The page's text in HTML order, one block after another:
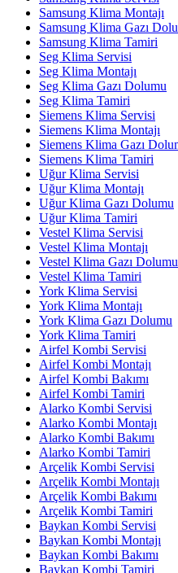
Samsung Klima Montajı
Samsung Klima Gazı
Samsung Klima Tamiri
Seg Klima Servisi
Seg Klima Montajı
Seg Klima Gazı Dolumu
Seg Klima Tamiri
Siemens Klima Servisi
Siemens Klima Montajı
Siemens Klima Gazı
Siemens Klima Tamiri
Uğur Klima Servisi
Uğur Klima Montajı
Uğur Klima Gazı Dolumu
Uğur Klima Tamiri
Vestel Klima Servisi
Vestel Klima Montajı
Vestel Klima Gazı Dolumu
Vestel Klima Tamiri
York Klima Servisi
York Klima Montajı
York Klima Gazı Dolumu
York Klima Tamiri
Airfel Kombi Servisi
Airfel Kombi Montajı
Airfel Kombi Bakımı
Airfel Kombi Tamiri
Alarko Kombi Servisi
Alarko Kombi Montajı
Alarko Kombi Bakımı
Alarko Kombi Tamiri
Arçelik Kombi Servisi
Arçelik Kombi Montajı
Arçelik Kombi Bakımı
Arçelik Kombi Tamiri
Baykan Kombi Servisi
Baykan Kombi Montajı
Baykan Kombi Bakımı
Baykan Kombi Tamiri